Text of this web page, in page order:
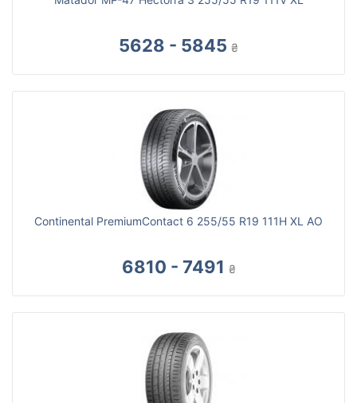
5628 - 5845 ₴
Continental PremiumContact 6 255/55 R19 111H XL AO
6810 - 7491 ₴